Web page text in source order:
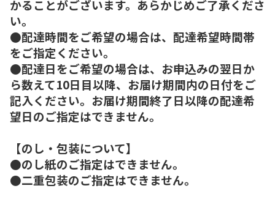
かることがございます。あらかじめご了承くださ
い。
●配達時間をご希望の場合は、配達希望時間帯
をご指定ください。
●配達日をご希望の場合は、お申込みの翌日か
ら数えて10日目以降、お届け期間内の日付をご
記入ください。お届け期間終了日以降の配達希
望日のご指定はできません。
【のし・包装について】
●のし紙のご指定はできません。
●二重包装のご指定はできません。